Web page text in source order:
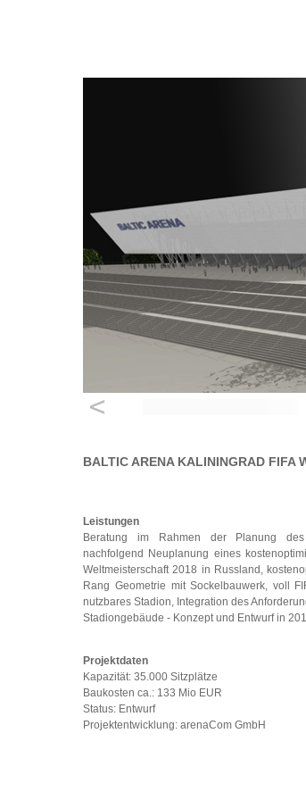
BALTIC ARENA KALININGRAD FIFA
Leistungen
Beratung im Rahmen der Planung
nachfolgend Neuplanung eines
Weltmeisterschaft 2018 in Russland,
Rang Geometrie mit Sockelbauwerk, voll
nutzbares Stadion, Integration des
Stadiongebäude - Konzept und Entwurf in
Projektdaten
Kapazität: 35.000 Sitzplätze
Baukosten ca.: 133 Mio EUR
Status: Entwurf
Projektentwicklung: arenaCom GmbH